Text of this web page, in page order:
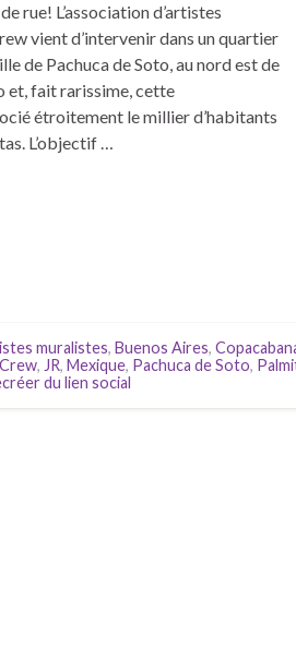
rue! L’association d’artistes
vient d’intervenir dans un quartier
de Pachuca de Soto, au nord est de
et, fait rarissime, cette
étroitement le millier d’habitants
L’objectif …
muralistes, Buenos Aires,
, JR, Mexique, Pachuca de Soto,
du lien social